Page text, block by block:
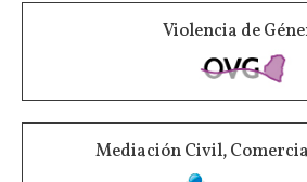
Violencia de
Mediación Civil,